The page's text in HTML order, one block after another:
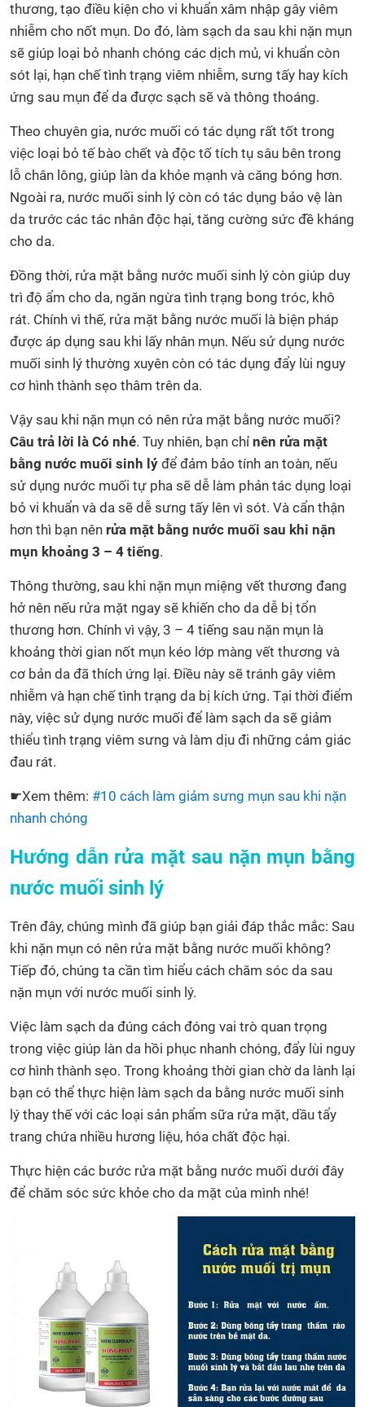
thương, tạo điều kiện cho vi khuẩn xâm nhập gây viêm
nhiễm cho nốt mụn. Do đó, làm sạch da sau khi nặn mụn
sẽ giúp loại bỏ nhanh chóng các dịch mủ, vi khuẩn còn
sót lại, hạn chế tình trạng viêm nhiễm, sưng tấy hay kích
ứng sau mụn để da được sạch sẽ và thông thoáng.
Theo chuyên gia, nước muối có tác dụng rất tốt trong
việc loại bỏ tế bào chết và độc tố tích tụ sâu bên trong
lỗ chân lông, giúp làn da khỏe mạnh và căng bóng hơn.
Ngoài ra, nước muối sinh lý còn có tác dụng bảo vệ làn
da trước các tác nhân độc hại, tăng cường sức đề kháng
cho da.
Đồng thời, rửa mặt bằng nước muối sinh lý còn giúp duy
trì độ ẩm cho da, ngăn ngừa tình trạng bong tróc, khô
rát. Chính vì thế, rửa mặt bằng nước muối là biện pháp
được áp dụng sau khi lấy nhân mụn. Nếu sử dụng nước
muối sinh lý thường xuyên còn có tác dụng đẩy lùi nguy
cơ hình thành sẹo thâm trên da.
Vậy sau khi nặn mụn có nên rửa mặt bằng nước muối?
Câu trả lời là Có nhé. Tuy nhiên, bạn chỉ nên rửa mặt
bằng nước muối sinh lý để đảm bảo tính an toàn, nếu
sử dụng nước muối tự pha sẽ dễ làm phản tác dụng loại
bỏ vi khuẩn và da sẽ dễ sưng tấy lên vì sót. Và cẩn thận
hơn thì bạn nên rửa mặt bằng nước muối sau khi nặn
mụn khoảng 3 – 4 tiếng.
Thông thường, sau khi nặn mụn miệng vết thương đang
hở nên nếu rửa mặt ngay sẽ khiến cho da dễ bị tổn
thương hơn. Chính vì vậy, 3 – 4 tiếng sau nặn mụn là
khoảng thời gian nốt mụn kéo lớp màng vết thương và
cơ bản da đã thích ứng lại. Điều này sẽ tránh gây viêm
nhiễm và hạn chế tình trạng da bị kích ứng. Tại thời điểm
này, việc sử dụng nước muối để làm sạch da sẽ giảm
thiểu tình trạng viêm sưng và làm dịu đi những cảm giác
đau rát.
☛Xem thêm: #10 cách làm giảm sưng mụn sau khi nặn
nhanh chóng
Hướng dẫn rửa mặt sau nặn mụn bằng
nước muối sinh lý
Trên đây, chúng mình đã giúp bạn giải đáp thắc mắc: Sau
khi nặn mụn có nên rửa mặt bằng nước muối không?
Tiếp đó, chúng ta cần tìm hiểu cách chăm sóc da sau
nặn mụn với nước muối sinh lý.
Việc làm sạch da đúng cách đóng vai trò quan trọng
trong việc giúp làn da hồi phục nhanh chóng, đẩy lùi nguy
cơ hình thành sẹo. Trong khoảng thời gian chờ da lành lại
bạn có thể thực hiện làm sạch da bằng nước muối sinh
lý thay thế với các loại sản phẩm sữa rửa mặt, dầu tẩy
trang chứa nhiều hương liệu, hóa chất độc hại.
Thực hiện các bước rửa mặt bằng nước muối dưới đây
để chăm sóc sức khỏe cho da mặt của mình nhé!